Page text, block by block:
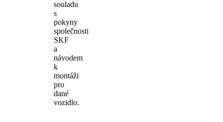
souladu
s
pokyny
společnosti
SKF
a
návodem
k
montáži
pro
dané
vozidlo.